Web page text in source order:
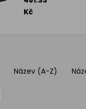
Kč
Název (A-Z)